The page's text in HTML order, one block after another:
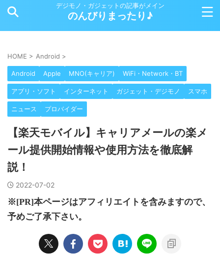
デジモノ・ガジェットの記事がメイン
のんびりまったり♪
HOME > Android >
Android Apple MNO(キャリア) WiFi・Network・BT
アプリ・ソフト インターネット ガジェット・デジモノ スマホ
ニュース プロバイダー
【楽天モバイル】キャリアメールの楽メ
ール提供開始情報や使用方法を徹底解
説！
2022-07-02
※[PR]本ページはアフィリエイトを含みますので、
予めご了承下さい。